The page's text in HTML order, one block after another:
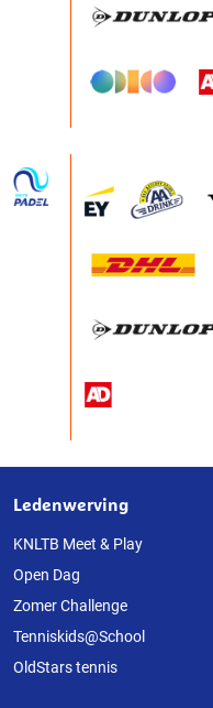
Over
deze
website
Ledenwerving
KNLTB Meet & Play
Open Dag
Zomer Challenge
Tenniskids@School
OldStars tennis